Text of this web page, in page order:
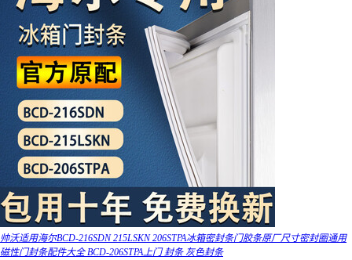
帅沃适用海尔BCD-216SDN 215LSKN 206STPA冰箱密封条门胶条原厂尺寸密封圈通用
磁性门封条配件大全 BCD-206STPA上门 封条 灰色封条